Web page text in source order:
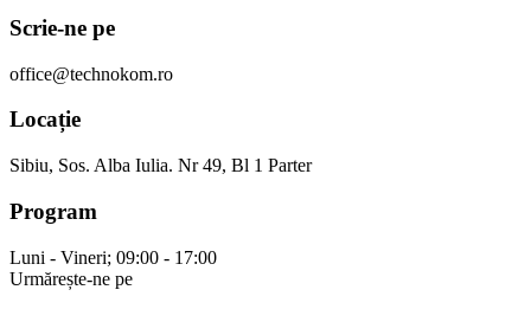
Scrie-ne pe
office@technokom.ro
Locație
Sibiu, Sos. Alba Iulia. Nr 49, Bl 1 Parter
Program
Luni - Vineri; 09:00 - 17:00
Urmărește-ne pe